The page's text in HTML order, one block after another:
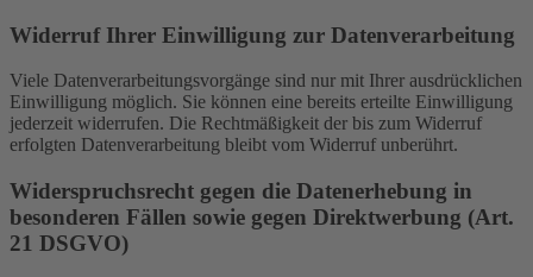
Widerruf Ihrer Einwilligung zur Datenverarbeitung
Viele Datenverarbeitungsvorgänge sind nur mit Ihrer ausdrücklichen
Einwilligung möglich. Sie können eine bereits erteilte Einwilligung
jederzeit widerrufen. Die Rechtmäßigkeit der bis zum Widerruf
erfolgten Datenverarbeitung bleibt vom Widerruf unberührt.
Widerspruchsrecht gegen die Datenerhebung in
besonderen Fällen sowie gegen Direktwerbung (Art.
21 DSGVO)